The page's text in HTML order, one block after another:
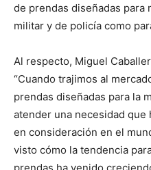
de prendas diseñadas para
militar y de policía como
Al respecto, Miguel
“Cuando trajimos al
prendas diseñadas para la
atender una necesidad que
en consideración en el
visto cómo la tendencia